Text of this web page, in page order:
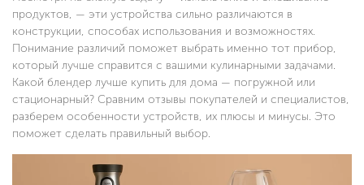
продуктов, — эти устройства сильно различаются в
конструкции, способах использования и возможностях.
Понимание различий поможет выбрать именно тот прибор,
который лучше справится с вашими кулинарными задачами.
Какой блендер лучше купить для дома — погружной или
стационарный? Сравним отзывы покупателей и специалистов,
разберем особенности устройств, их плюсы и минусы. Это
поможет сделать правильный выбор.